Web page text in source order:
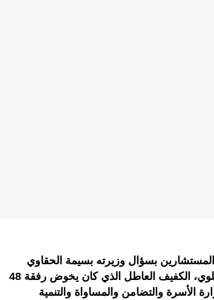
بسؤال وزيرته بسيمة الحقاوي
وزيرة الأسرة والتضامن عن وفاة صابر الحلوي، الكفيف العاطل الذي كان يخوض رفقة 48
والتضامن والمساواة والتنمية